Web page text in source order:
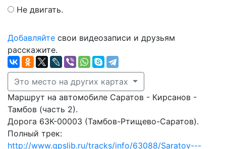
Не двигать.
Добавляйте свои видеозаписи и друзьям
расскажите.
Это место на других картах
Маршрут на автомобиле Саратов - Кирсанов -
Тамбов (часть 2).
Дорога 63К-00003 (Тамбов-Ртищево-Саратов).
Полный трек:
http://www.gpslib.ru/tracks/info/63088/Saratov---